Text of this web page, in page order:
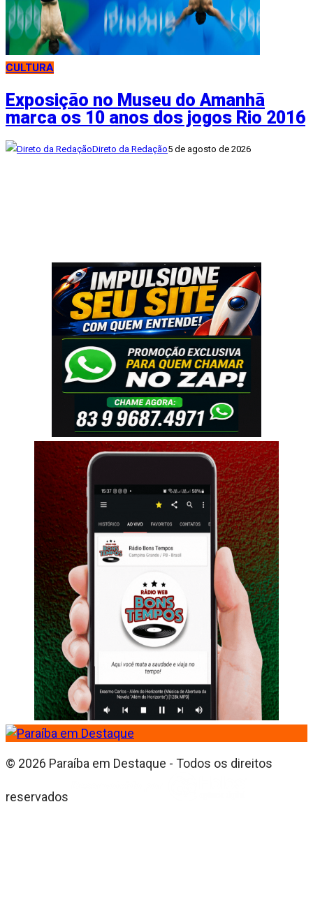
CULTURA
Exposição no Museu do Amanhã
marca os 10 anos dos jogos Rio 2016
Direto da Redação5 de agosto de 2026
© 2026 Paraíba em Destaque - Todos os direitos
reservados